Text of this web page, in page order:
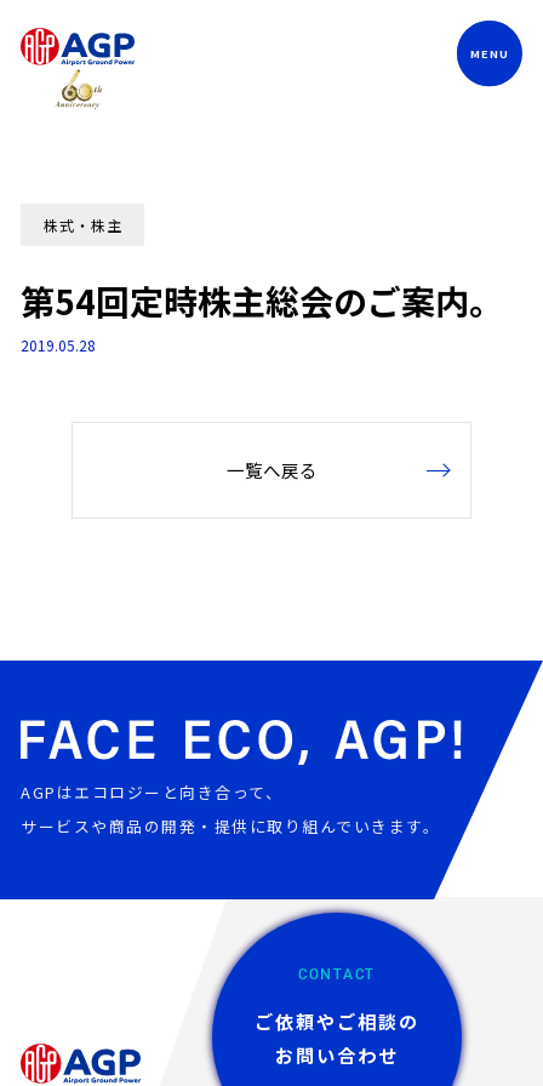
株式・株主
第54回定時株主総会のご案内。
2019.05.28
一覧へ戻る
AGPはエコロジーと向き合って、
サービスや商品の開発・提供に取り組んでいきます。
CONTACT
ご依頼やご相談の
お問い合わせ